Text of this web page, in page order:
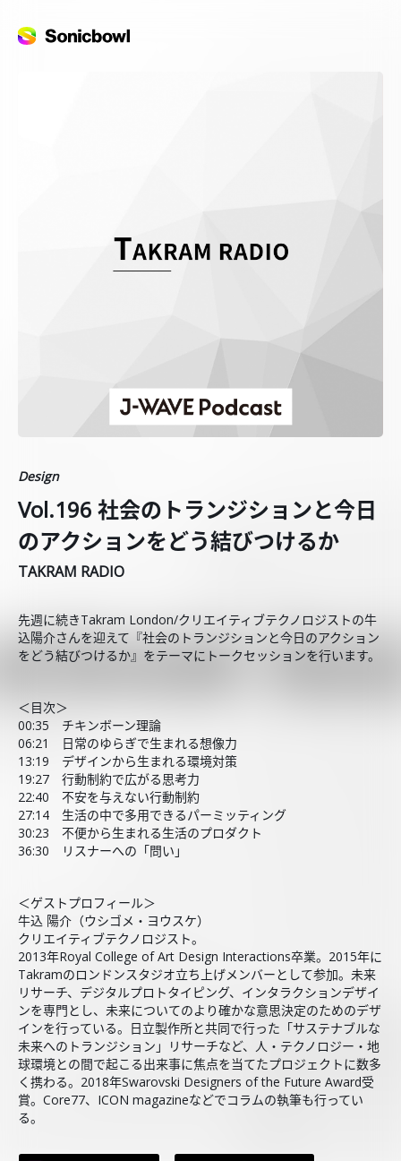
Design
Vol.196 社会のトランジションと今日
のアクションをどう結びつけるか
TAKRAM RADIO
先週に続きTakram London/クリエイティブテクノロジストの牛
込陽介さんを迎えて『社会のトランジションと今日のアクション
をどう結びつけるか』をテーマにトークセッションを行います。
＜目次＞
00:35 チキンボーン理論
06:21 日常のゆらぎで生まれる想像力
13:19 デザインから生まれる環境対策
19:27 行動制約で広がる思考力
22:40 不安を与えない行動制約
27:14 生活の中で多用できるパーミッティング
30:23 不便から生まれる生活のプロダクト
36:30 リスナーへの「問い」
＜ゲストプロフィール＞
牛込 陽介（ウシゴメ・ヨウスケ）
クリエイティブテクノロジスト。
2013年Royal College of Art Design Interactions卒業。2015年に
Takramのロンドンスタジオ立ち上げメンバーとして参加。未来
リサーチ、デジタルプロトタイピング、インタラクションデザイ
ンを専門とし、未来についてのより確かな意思決定のためのデザ
インを行っている。日立製作所と共同で行った「サステナブルな
未来へのトランジション」リサーチなど、人・テクノロジー・地
球環境との間で起こる出来事に焦点を当てたプロジェクトに数多
く携わる。2018年Swarovski Designers of the Future Award受
賞。Core77、ICON magazineなどでコラムの執筆も行ってい
る。